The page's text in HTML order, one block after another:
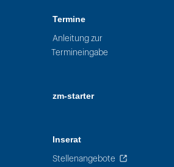
Termine
Anleitung zur
Termineingabe
zm-starter
Inserat
Stellenangebote